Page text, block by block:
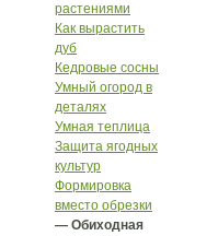
растениями
Как вырастить
дуб
Кедровые сосны
Умный огород в
деталях
Умная теплица
Защита ягодных
культур
Формировка
вместо обрезки
— Обиходная